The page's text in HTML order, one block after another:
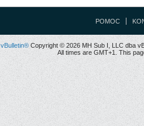
POMOC
vBulletin® Copyright © 2026 MH Sub I, LLC dba
All times are GMT+1. This